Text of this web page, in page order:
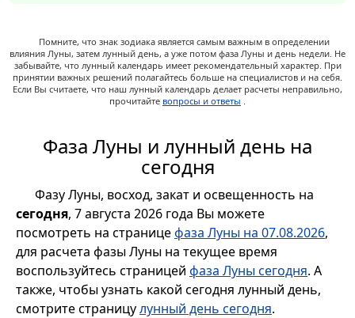
Помните, что знак зодиака является самым важным в определении
влияния Луны, затем лунный день, а уже потом фаза Луны и день недели. Не
забывайте, что лунный календарь имеет рекомендательный характер. При
принятии важных решений полагайтесь больше на специалистов и на себя.
Если Вы считаете, что наш лунный календарь делает расчеты неправильно,
прочитайте вопросы и ответы .
Фаза Луны и лунный день на
сегодня
Фазу Луны, восход, закат и освещенность на
сегодня, 7 августа 2026 года Вы можете
посмотреть на страницефаза Луны на 07.08.2026,
для расчета фазы Луны на текущее время
воспользуйтесь страницей фаза Луны сегодня. А
также, чтобы узнать какой сегодня лунный день,
смотрите страницулунный день сегодня.